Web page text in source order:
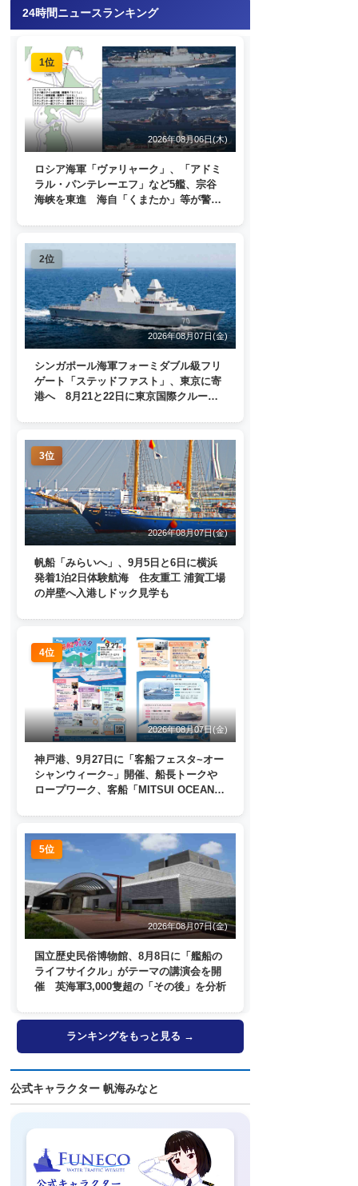
24時間ニュースランキング
1位
2026年08月06日(木)
ロシア海軍「ヴァリャーク」、「アドミ
ラル・パンテレーエフ」など5艦、宗谷
海峡を東進 海自「くまたか」等が警戒
2位
2026年08月07日(金)
シンガポール海軍フォーミダブル級フリ
ゲート「ステッドファスト」、東京に寄
港へ 8月21と22日に東京国際クルーズ
3位
2026年08月07日(金)
帆船「みらいへ」、9月5日と6日に横浜
発着1泊2日体験航海 住友重工 浦賀工場
の岸壁へ入港しドック見学も
4位
2026年08月07日(金)
神戸港、9月27日に「客船フェスタ~オー
シャンウィーク~」開催、船長トークや
ロープワーク、客船「MITSUI OCEAN
5位
2026年08月07日(金)
国立歴史民俗博物館、8月8日に「艦船の
ライフサイクル」がテーマの講演会を開
催 英海軍3,000隻超の「その後」を分析
ランキングをもっと見る →
公式キャラクター 帆海みなと